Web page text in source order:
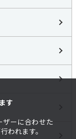
す
ーに合わせた
われます。